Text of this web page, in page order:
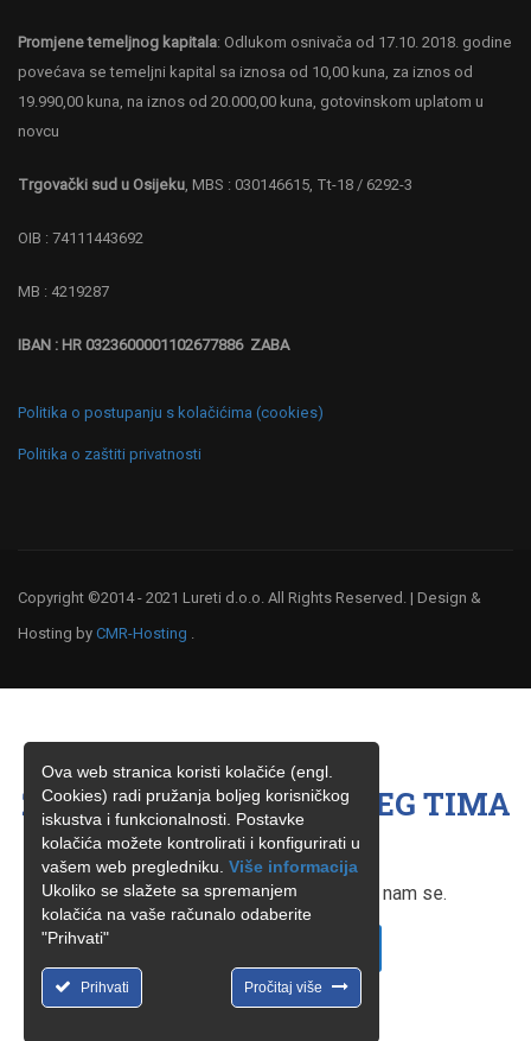
Promjene temeljnog kapitala: Odlukom osnivača od 17.10. 2018. godine
povećava se temeljni kapital sa iznosa od 10,00 kuna, za iznos od
19.990,00 kuna, na iznos od 20.000,00 kuna, gotovinskom uplatom u
novcu
Trgovački sud u Osijeku, MBS : 030146615, Tt-18 / 6292-3
OIB : 74111443692
MB : 4219287
IBAN : HR 0323600001102677886 ZABA
Politika o postupanju s kolačićima (cookies)
Politika o zaštiti privatnosti
Copyright ©2014 - 2021 Lureti d.o.o. All Rights Reserved. | Design &
Hosting by CMR-Hosting .
ŽELITE BITI ČLAN NAŠEG TIMA
?
Ukoliko ste zainteresirani, obratite nam se.
Ova web stranica koristi kolačiće (engl.
Cookies) radi pružanja boljeg korisničkog
iskustva i funkcionalnosti. Postavke
kolačića možete kontrolirati i konfigurirati u
vašem web pregledniku. Više informacija
Ukoliko se slažete sa spremanjem
kolačića na vaše računalo odaberite
"Prihvati"
Prihvati Pročitaj više